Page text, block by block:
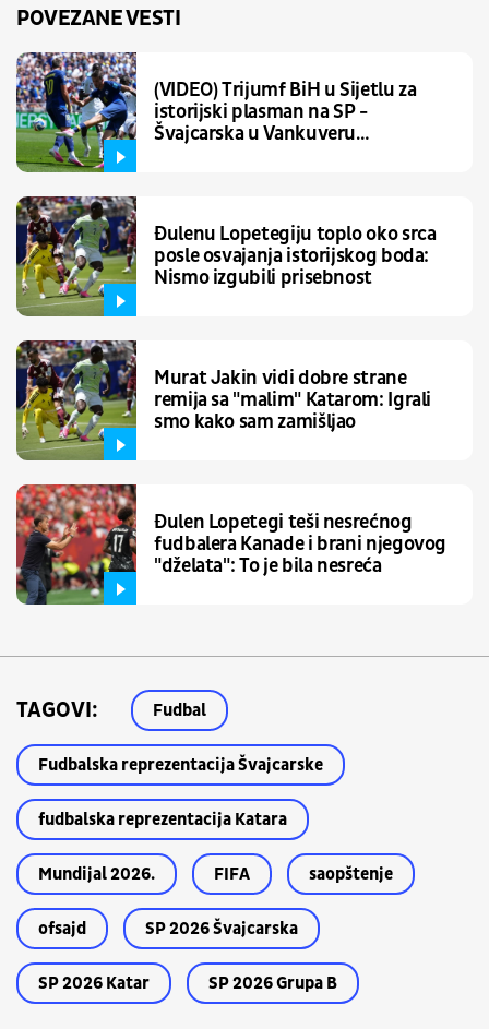
POVEZANE VESTI
(VIDEO) Trijumf BiH u Sijetlu za
istorijski plasman na SP -
Švajcarska u Vankuveru
Đulenu Lopetegiju toplo oko srca
posle osvajanja istorijskog boda:
Nismo izgubili prisebnost
Murat Jakin vidi dobre strane
remija sa "malim" Katarom: Igrali
smo kako sam zamišljao
Đulen Lopetegi teši nesrećnog
fudbalera Kanade i brani njegovog
"dželata": To je bila nesreća
TAGOVI: Fudbal
Fudbalska reprezentacija Švajcarske
fudbalska reprezentacija Katara
Mundijal 2026. FIFA saopštenje
ofsajd SP 2026 Švajcarska
SP 2026 Katar SP 2026 Grupa B